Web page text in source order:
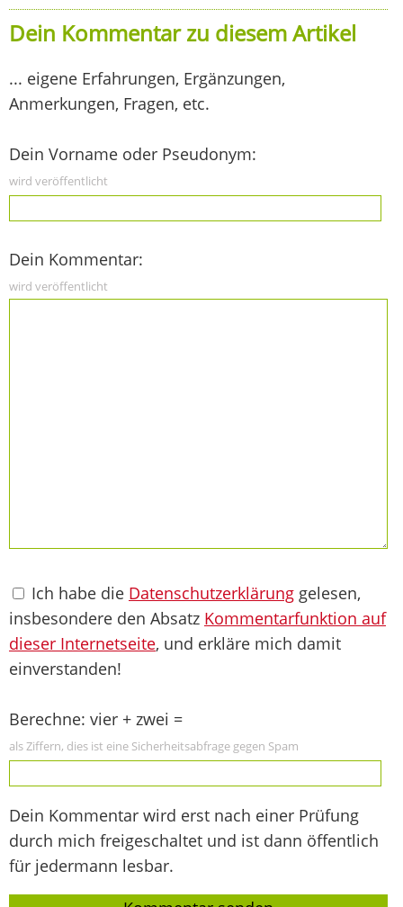
Dein Kommentar zu diesem Artikel
... eigene Erfahrungen, Ergänzungen,
Anmerkungen, Fragen, etc.
Dein Vorname oder Pseudonym:
wird veröffentlicht
Dein Kommentar:
wird veröffentlicht
Ich habe die Datenschutzerklärung gelesen,
insbesondere den Absatz Kommentarfunktion auf
dieser Internetseite, und erkläre mich damit
einverstanden!
Berechne: vier + zwei =
als Ziffern, dies ist eine Sicherheitsabfrage gegen Spam
Dein Kommentar wird erst nach einer Prüfung
durch mich freigeschaltet und ist dann öffentlich
für jedermann lesbar.